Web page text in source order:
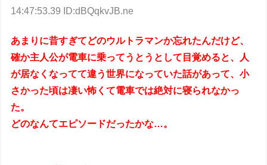
14:47:53.39 ID:dBQqkvJB.ne
あまりに昔すぎてどのウルトラマンか忘れたんだけど、
確か主人公が電車に乗ってうとうとして目覚めると、人
が居なくなってて違う世界になっていた話があって、小
さかった頃は凄い怖くて電車では絶対に寝られなかっ
た。
どのなんてエピソードだったかな…。